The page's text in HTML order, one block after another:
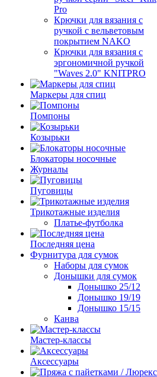
Pro
Крючки для вязания с
ручкой с вельветовым
покрытием NAKO
Крючки для вязания с
эргономичной ручкой
"Waves 2.0" KNITPRO
Маркеры для спиц
Помпоны
Козырьки
Блокаторы носочные
Журналы
Пуговицы
Трикотажные изделия
Платье-футболка
Последняя цена
Фурнитура для сумок
Наборы для сумок
Донышки для сумок
Донышко 25/12
Донышко 19/19
Донышко 15/15
Канва
Мастер-классы
Аксессуары